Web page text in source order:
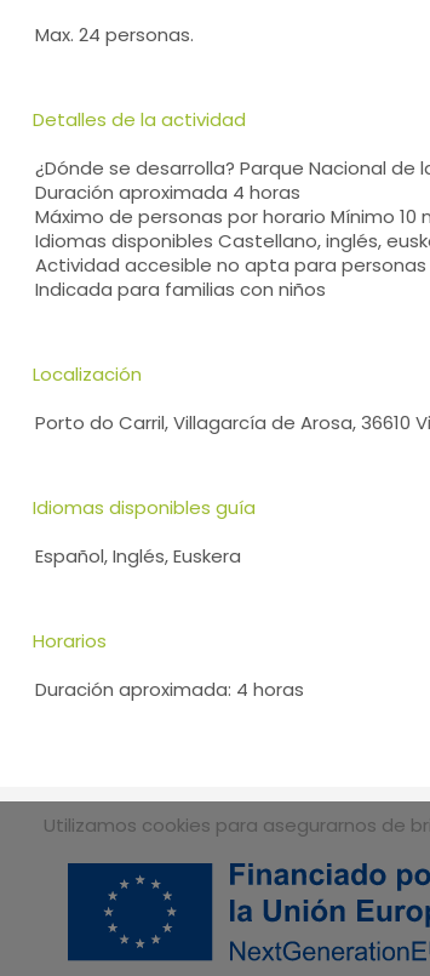
Max. 24 personas.
Detalles de la actividad
¿Dónde se desarrolla? Parque Nacional de
Duración aproximada 4 horas
Máximo de personas por horario Mínimo 10
Idiomas disponibles Castellano, inglés,
Actividad accesible no apta para
Indicada para familias con niños
Localización
Porto do Carril, Villagarcía de Arosa, 36610
Idiomas disponibles guía
Español, Inglés, Euskera
Horarios
Duración aproximada: 4 horas
Utilizamos cookies para asegurarnos de